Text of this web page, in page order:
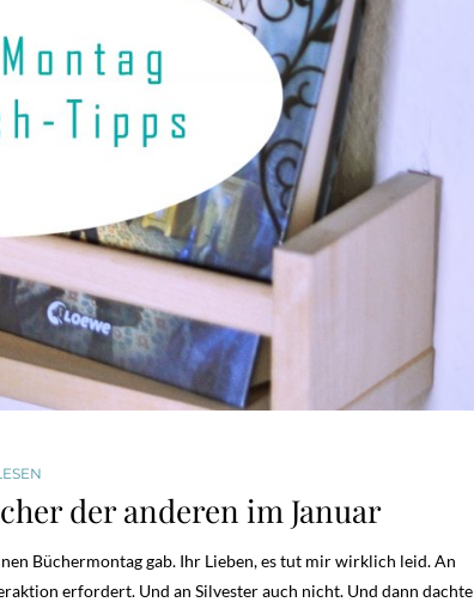
der anderen im Januar
Büchermontag gab. Ihr Lieben, es tut mir wirklich leid. An
erfordert. Und an Silvester auch nicht. Und dann dachte